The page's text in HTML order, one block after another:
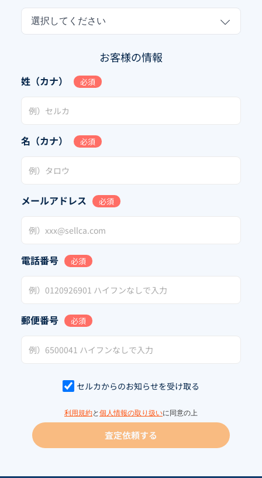
選択してください
お客様の情報
姓（カナ） 必須
名（カナ） 必須
メールアドレス 必須
電話番号 必須
郵便番号 必須
セルカからのお知らせを受け取る
利用規約と 個人情報の取り扱いに同意の上
査定依頼する